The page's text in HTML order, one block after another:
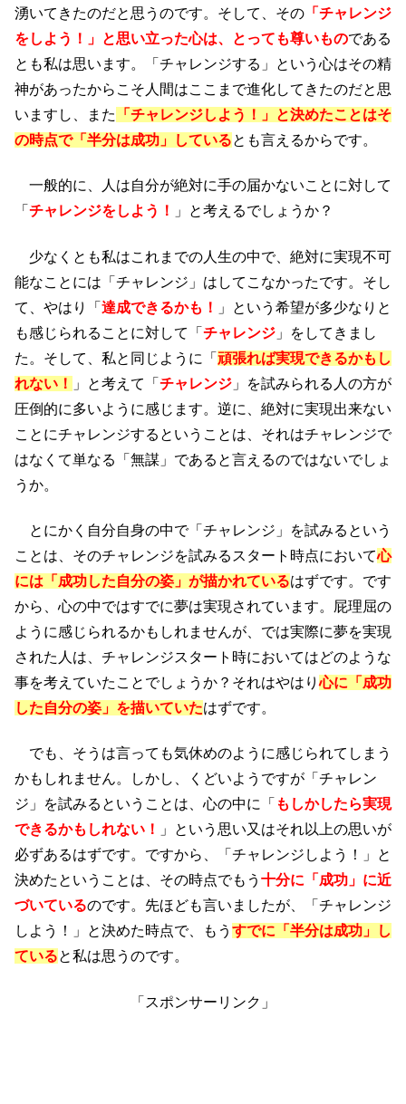
湧いてきたのだと思うのです。そして、その 「チャレンジ
をしよう！」と思い立った心は、とっても尊いものである
とも私は思います。「チャレンジする」という心はその精
神があったからこそ人間はここまで進化してきたのだと思
いますし、また
「チャレンジしよう！」と決めたことはそ
の時点で「半分は成功」しているとも言えるからです。
一般的に、人は自分が絶対に手の届かないことに対して
「 チャレンジをしよう！ 」と考えるでしょうか？
少なくとも私はこれまでの人生の中で、絶対に実現不可
能なことには「チャレンジ」はしてこなかったです。そし
て、やはり「 達成できるかも！
」という希望が多少なりと
も感じられることに対して「 チャレンジ 」をしてきまし
た。そして、私と同じように「 頑張れば実現できるかもし
れない！
」と考えて「 チャレンジ 」を試みられる人の方が
圧倒的に多いように感じます。逆に、絶対に実現出来ない
ことにチャレンジするということは、それはチャレンジで
はなくて単なる「無謀」であると言えるのではないでしょ
うか。
とにかく自分自身の中で「チャレンジ」を試みるという
ことは、そのチャレンジを試みるスタート時点において心
には「成功した自分の姿」が描かれているはずです。です
から、心の中ではすでに夢は実現されています。屁理屈の
ように感じられるかもしれませんが、では実際に夢を実現
された人は、チャレンジスタート時においてはどのような
事を考えていたことでしょうか？それはやはり心に「成功
した自分の姿」を描いていたはずです。
でも、そうは言っても気休めのように感じられてしまう
かもしれません。しかし、くどいようですが「チャレン
ジ」を試みるということは、心の中に「 もしかしたら実現
できるかもしれない！
」という思い又はそれ以上の思いが
必ずあるはずです。ですから、「チャレンジしよう！」と
決めたということは、その時点でもう 十分に「成功」に近
づいているのです。先ほども言いましたが、「チャレンジ
しよう！」と決めた時点で、もう すでに「半分は成功」し
ていると私は思うのです。
「スポンサーリンク」